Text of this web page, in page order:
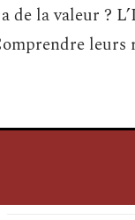
de la valeur ?
leurs